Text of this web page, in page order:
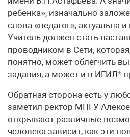
ребенка», изначально
слова «педагог», актуальна
Учитель должен стать
проводником в Сети,
понятно, может облегчить
задания, а может и в ИГИЛ*
Обратная сторона есть у
заметил ректор МПГУ
открывают различные
человека зависит, как эти